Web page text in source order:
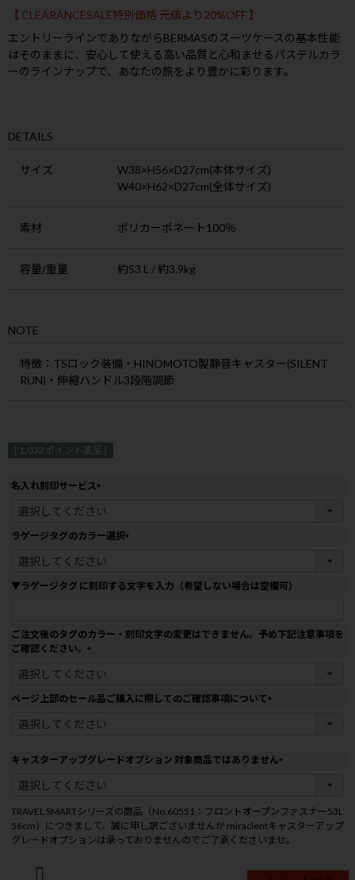
【 CLEARANCESALE特別価格 元値より20%OFF 】
エントリーラインでありながらBERMASのスーツケースの基本性能
はそのままに、安心して使える高い品質と心和ませるパステルカラ
ーのラインナップで、あなたの旅をより豊かに彩ります。
DETAILS
サイズ
W38×H56×D27cm(本体サイズ)
W40×H62×D27cm(全体サイズ)
素材 ポリカーポネート100％
容量/重量 約53 L / 約3.9kg
NOTE
特徴 ：TSロック装備・HINOMOTO製静音キャスター(SILENT
RUN)・伸縮ハンドル3段階調節
[ 1,032 ポイント進呈 ]
名入れ刻印サービス
必
ラゲージタグのカラー選択
須
▼ラゲージタグ に刻印する文字を入力（希望しない場合は空欄可）
ご注文後のタグのカラー・刻印文字の変更はできません。予め下記注意事項を
ご確認ください。
必
須
ページ上部のセール品ご購入に際してのご確認事項について
)
キャスターアップグレードオプション 対象商品ではありません
TRAVEL SMARTシリーズの商品（No.60551：フロントオープンファスナー53L
56cm）につきまして、誠に申し訳ございませんが miraclentキャスターアップ
グレードオプションは承っておりませんのでご了承くださいませ。